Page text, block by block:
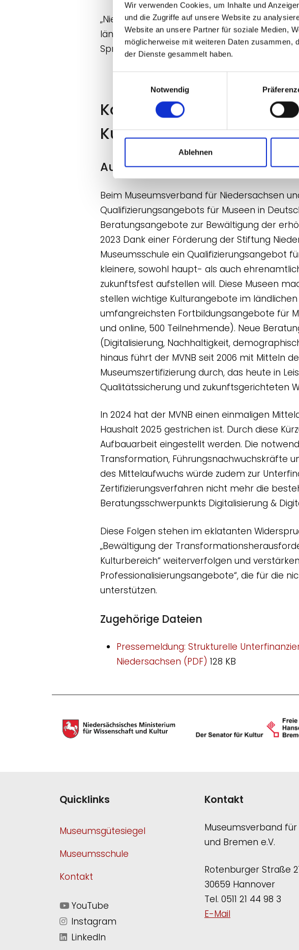
Wir verwenden Cookies, um Inhalte und
und die Zugriffe auf unsere Website zu
Website an unsere Partner für soziale Medien,
möglicherweise mit weiteren Daten zusammen,
der Dienste gesammelt haben.
Notwendig
Ablehnen
„Niedersachsen muss sich endlich um seine
ländlichen Raum sind wertvoll – die
Sprecher akku und Generalsekretär
Konkrete Folgen der
Kulturstandort
Aus für die Museumsschule
Beim Museumsverband für Niedersachsen
Qualifizierungsangebots für Museen in
Beratungsangebote zur Bewältigung der
2023 Dank einer Förderung der Stiftung
Museumsschule ein Qualifizierungsangebot
kleinere, sowohl haupt- als auch
zukunftsfest aufstellen will. Diese Museen
stellen wichtige Kulturangebote im
umfangreichsten Fortbildungsangebote für
und online, 500 Teilnehmende). Neue
(Digitalisierung, Nachhaltigkeit,
hinaus führt der MVNB seit 2006 mit Mitteln
Museumszertifizierung durch, das heute in
Qualitätssicherung und zukunftsgerichteten
In 2024 hat der MVNB einen einmaligen
Haushalt 2025 gestrichen ist. Durch diese
Aufbauarbeit eingestellt werden. Die
Transformation, Führungsnachwuchskräfte
des Mittelaufwuchs würde zudem zur
Zertifizierungsverfahren nicht mehr die
Beratungsschwerpunkts Digitalisierung &
Diese Folgen stehen im eklatanten
„Bewältigung der
Kulturbereich“ weiterverfolgen und
Professionalisierungsangebote“, die für die
unterstützen.
Zugehörige Dateien
Pressemeldung: Strukturelle
Niedersachsen (PDF) 128 KB
Quicklinks
Museumsgütesiegel
Museumsschule
Kontakt
YouTube
Instagram
LinkedIn
Kontakt
Museumsverband
und Bremen e.V.
Rotenburger Straße
30659 Hannover
Tel. 0511 21 44 98 3
E-Mail